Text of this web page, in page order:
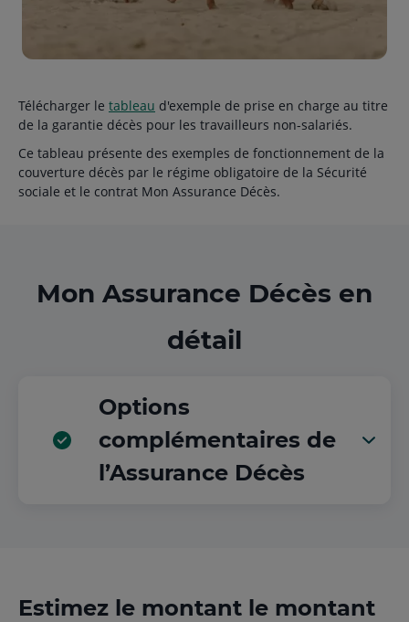
Télécharger le tableau d'exemple de prise en charge au titre
de la garantie décès pour les travailleurs non-salariés.
Ce tableau présente des exemples de fonctionnement de la
couverture décès par le régime obligatoire de la Sécurité
sociale et le contrat Mon Assurance Décès.
Mon Assurance Décès en
détail
Options
complémentaires de
l’Assurance Décès
Estimez le montant le montant